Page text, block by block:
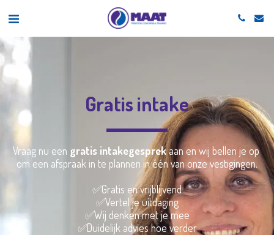
Gratis intake
Vraag nu een gratis intakegesprek aan en wij bellen je op
om een afspraak in te plannen in ​één van onze vestigingen.
✅Gratis en vrijblijvend
✅Vertel je uitdaging
✅Wij denken met je mee
✅Duidelijk advies hoe verder